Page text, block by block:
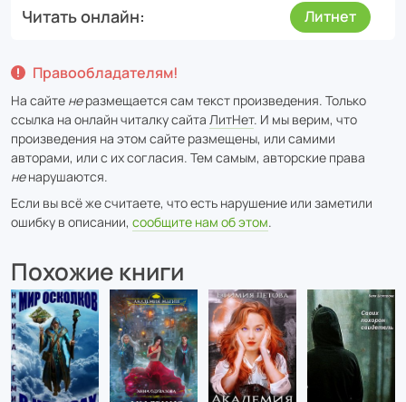
Читать онлайн Литнет
Правообладателям!
На сайте неразмещается сам текст произведения. Только
ссылка на онлайн читалку сайта ЛитНет. И мы верим, что
произведения на этом сайте размещены, или самими
авторами, или с их согласия. Тем самым, авторские права
ненарушаются.
Если вы всё же считаете, что есть нарушение или заметили
ошибку в описании, сообщите нам об этом.
Похожие книги